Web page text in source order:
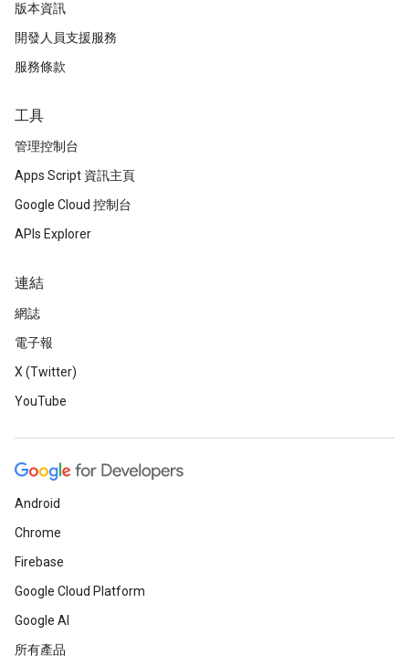
版本資訊
開發人員支援服務
服務條款
工具
管理控制台
Apps Script 資訊主頁
Google Cloud 控制台
APIs Explorer
連結
網誌
電子報
X (Twitter)
YouTube
Android
Chrome
Firebase
Google Cloud Platform
Google AI
所有產品